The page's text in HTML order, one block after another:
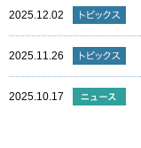
2025.12.02
2025.11.26
2025.10.17